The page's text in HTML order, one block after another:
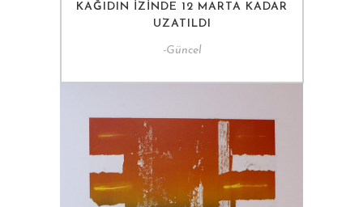
KAĞIDIN İZINDE 12 MARTA KADAR
UZATILDI
-Güncel